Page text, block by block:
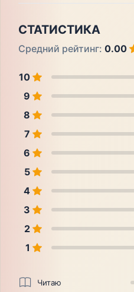
СТАТИСТИКА
Средний рейтинг: 0.00
10
9
8
7
6
5
4
3
2
1
Читаю